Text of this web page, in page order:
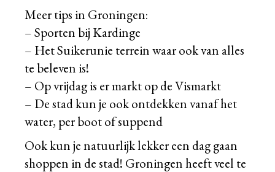
Meer tips in Groningen:
– Sporten bij Kardinge
– Het Suikerunie terrein waar ook van alles
te beleven is!
– Op vrijdag is er markt op de Vismarkt
– De stad kun je ook ontdekken vanaf het
water, per boot of suppend
Ook kun je natuurlijk lekker een dag gaan
shoppen in de stad! Groningen heeft veel te